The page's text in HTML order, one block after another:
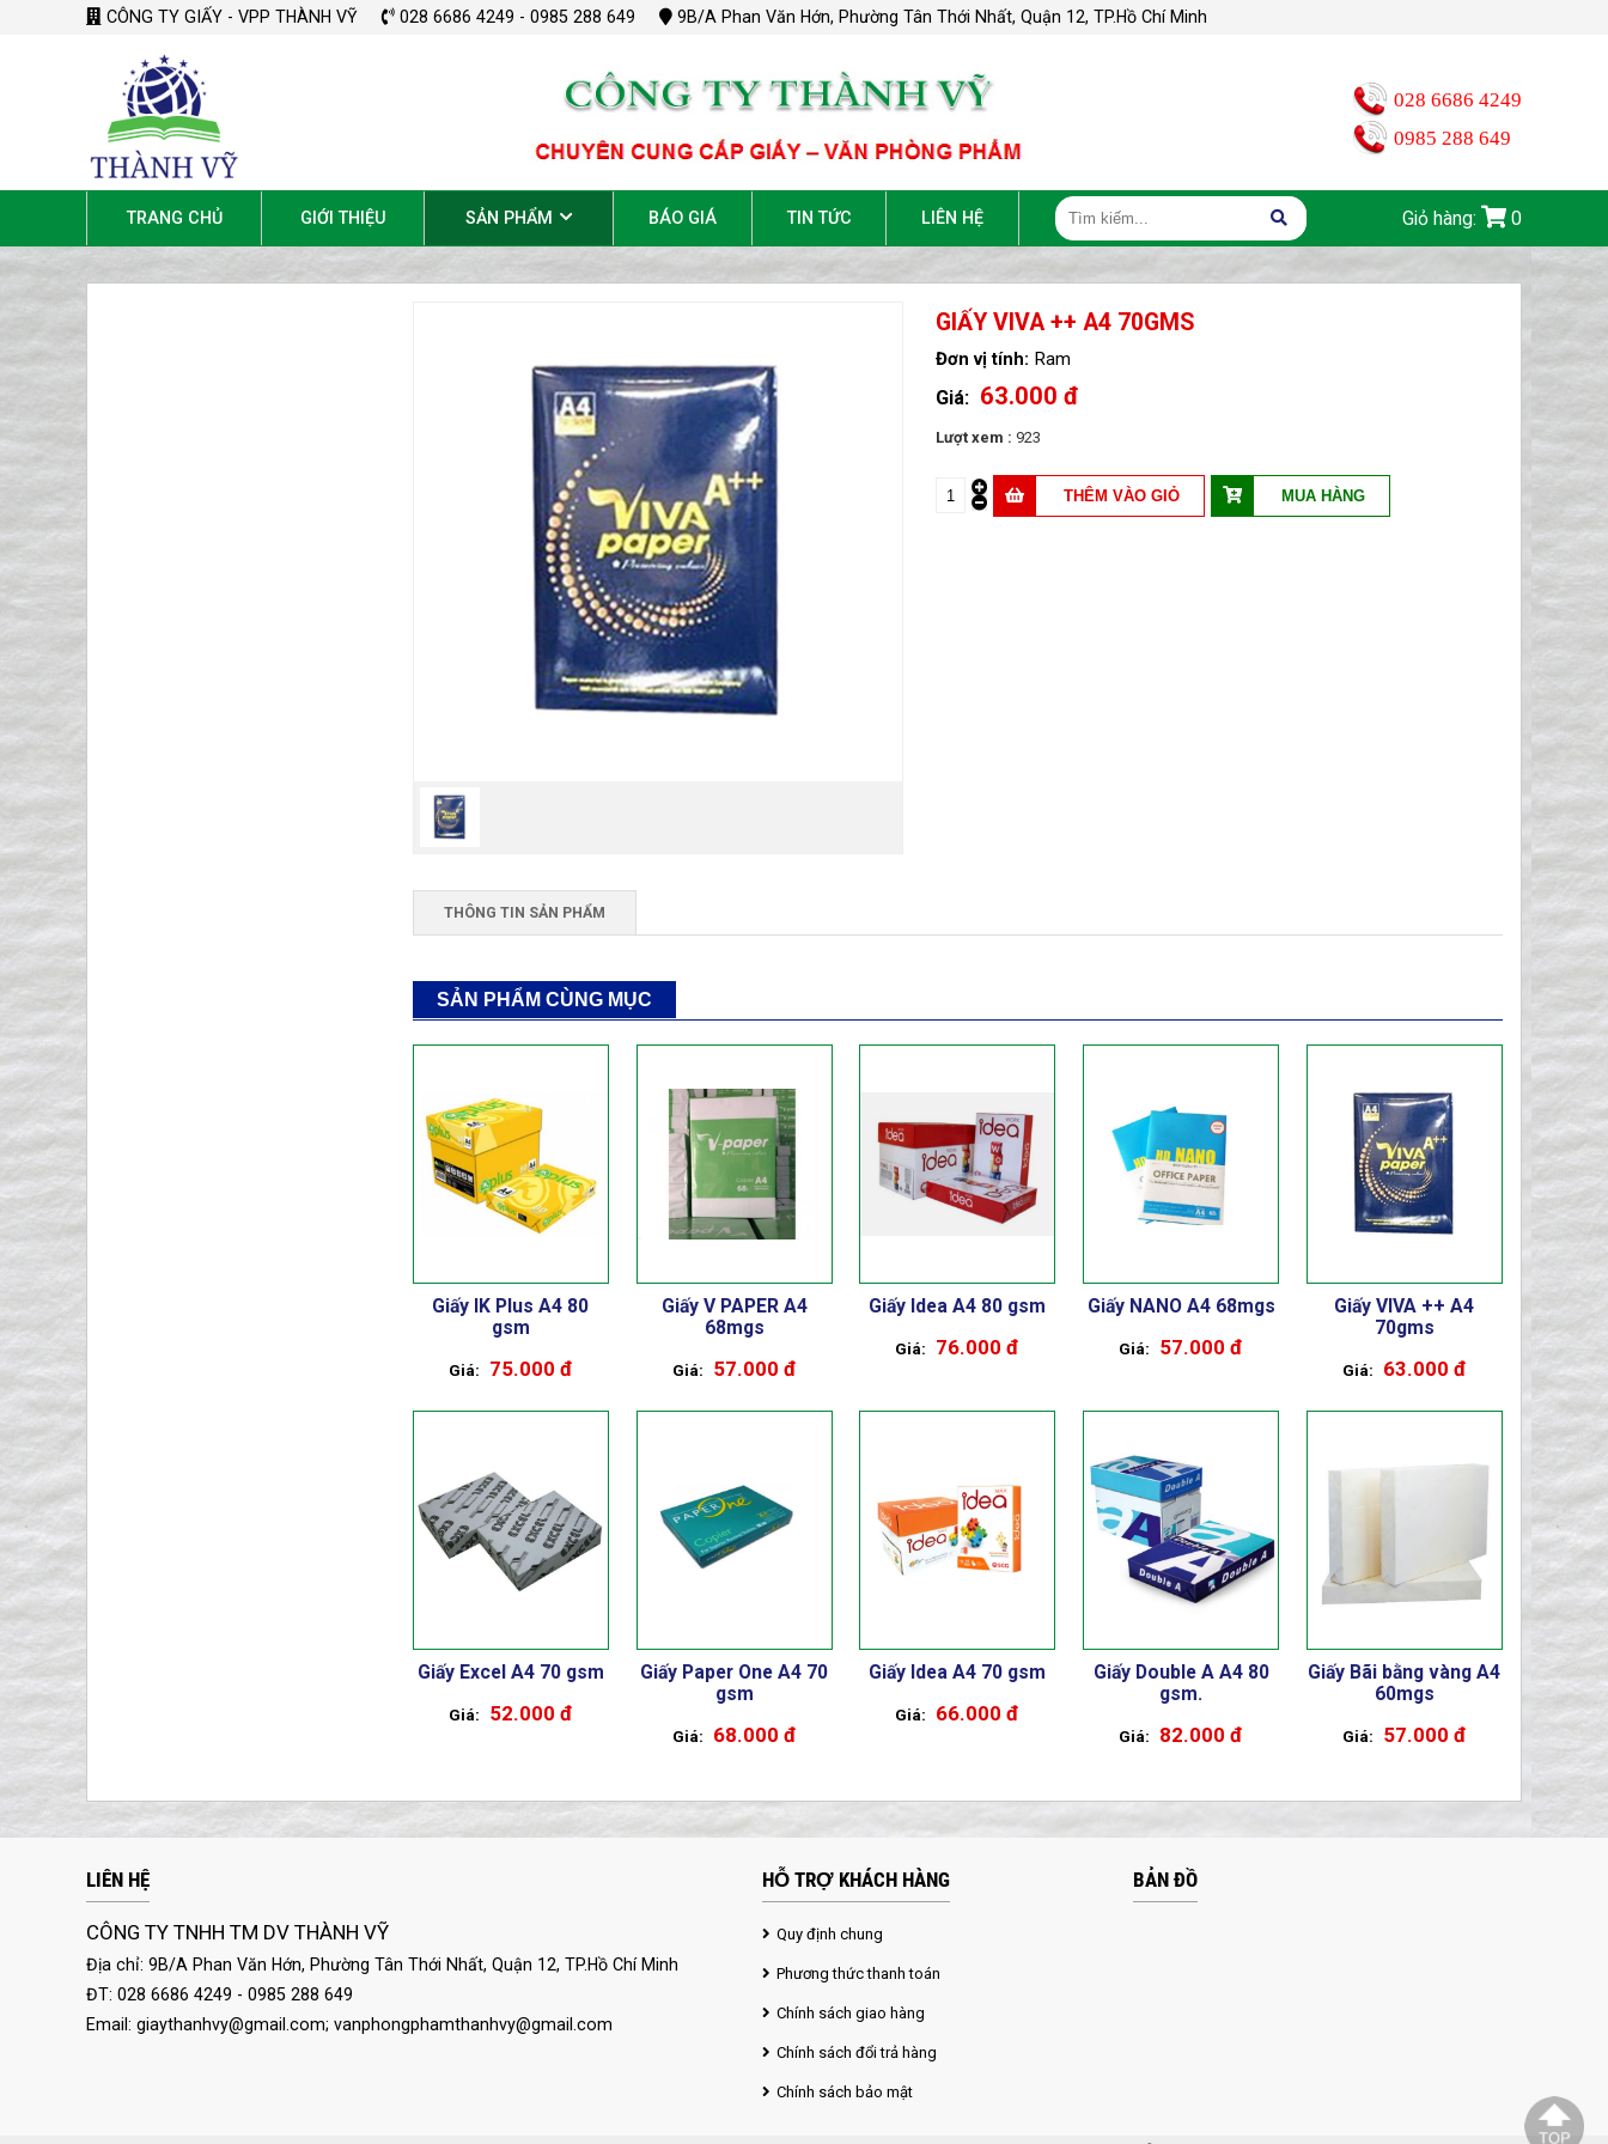
CÔNG TY GIẤY - VPP THÀNH VỸ 028 6686 4249 - 0985 288 649 9B/A Phan Văn Hớn, Phường Tân Thới Nhất, Quận 12, TP.Hồ Chí Minh
028 6686 4249
0985 288 649
TRANG CHỦ GIỚI THIỆU SẢN PHẨM BÁO GIÁ TIN TỨC LIÊN HỆ Giỏ hàng: 0
GIẤY VIVA ++ A4 70GMS
Ram
63.000 đ
Lượt xem : 923
THÔNG TIN SẢN PHẨM
SẢN PHẨM CÙNG MỤC
Giấy IK Plus A4 80
gsm
75.000 đ
Giấy V PAPER A4
68mgs
57.000 đ
Giấy Idea A4 80 gsm
76.000 đ
Giấy NANO A4 68mgs
57.000 đ
Giấy VIVA ++ A4
70gms
63.000 đ
Giấy Excel A4 70 gsm
52.000 đ
Giấy Paper One A4 70
gsm
68.000 đ
Giấy Idea A4 70 gsm
66.000 đ
Giấy Double A A4 80
gsm.
82.000 đ
Giấy Bãi bằng vàng A4
60mgs
57.000 đ
LIÊN HỆ
CÔNG TY TNHH TM DV THÀNH VỸ
Địa chỉ: 9B/A Phan Văn Hớn, Phường Tân Thới Nhất, Quận 12, TP.Hồ Chí Minh
ĐT: 028 6686 4249 - 0985 288 649
Email: giaythanhvy@gmail.com; vanphongphamthanhvy@gmail.com
HỖ TRỢ KHÁCH HÀNG
Quy định chung
Phương thức thanh toán
Chính sách giao hàng
Chính sách đổi trả hàng
Chính sách bảo mật
BẢN ĐỒ